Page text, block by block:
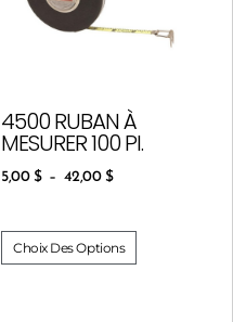
4500 RUBAN À
MESURER 100 PI.
5,00 $ – 42,00 $
Choix Des Options